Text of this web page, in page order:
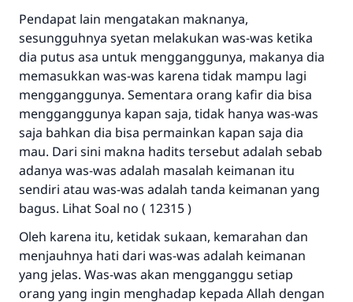
Pendapat lain mengatakan maknanya,
sesungguhnya syetan melakukan was-was ketika
dia putus asa untuk mengganggunya, makanya dia
memasukkan was-was karena tidak mampu lagi
mengganggunya. Sementara orang kafir dia bisa
mengganggunya kapan saja, tidak hanya was-was
saja bahkan dia bisa permainkan kapan saja dia
mau. Dari sini makna hadits tersebut adalah sebab
adanya was-was adalah masalah keimanan itu
sendiri atau was-was adalah tanda keimanan yang
bagus. Lihat Soal no ( 12315 )
Oleh karena itu, ketidak sukaan, kemarahan dan
menjauhnya hati dari was-was adalah keimanan
yang jelas. Was-was akan mengganggu setiap
orang yang ingin menghadap kepada Allah dengan